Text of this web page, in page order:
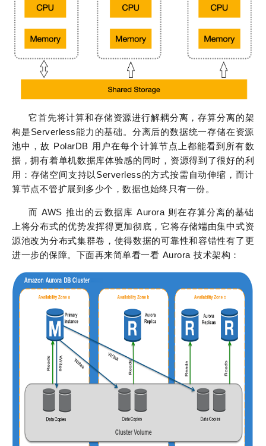
它首先将计算和存储资源进行解耦分离，存算分离的架
构是Serverless能力的基础。分离后的数据统一存储在资源
池中，故 PolarDB 用户在每个计算节点上都能看到所有数
据，拥有着单机数据库体验感的同时，资源得到了很好的利
用：存储空间支持以Serverless的方式按需自动伸缩，而计
算节点不管扩展到多少个，数据也始终只有一份。
而 AWS 推出的云数据库 Aurora 则在存算分离的基础
上将分布式的优势发挥得更加彻底，它将存储端由集中式资
源池改为分布式集群卷，使得数据的可靠性和容错性有了更
进一步的保障。下面再来简单看一看 Aurora 技术架构：